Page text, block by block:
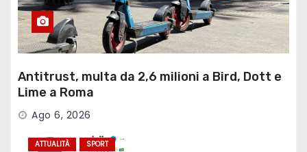
Antitrust, multa da 2,6 milioni a Bird, Dott e
Lime a Roma
Ago 6, 2026
ATTUALITÀ SPORT